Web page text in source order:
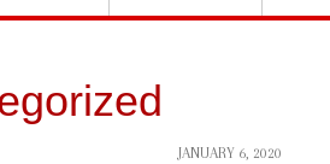
JANUARY 6, 2020